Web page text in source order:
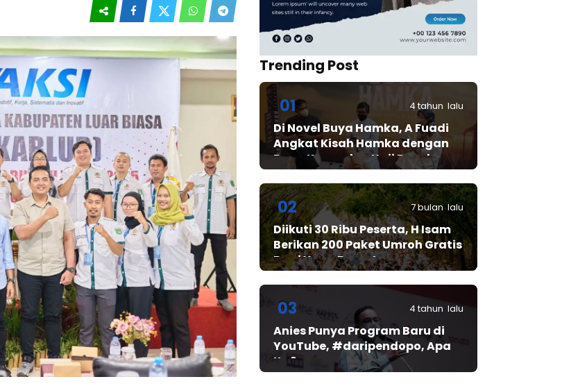
Trending Post
01 4 tahun lalu
Di Novel Buya Hamka, A Fuadi
Angkat Kisah Hamka dengan
Bung Karno dan Haji Rasul
02 7 bulan lalu
Diikuti 30 Ribu Peserta, H Isam
Berikan 200 Paket Umroh Gratis
Bagi Yang Beruntung
03 4 tahun lalu
Anies Punya Program Baru di
YouTube, #daripendopo, Apa
Itu?